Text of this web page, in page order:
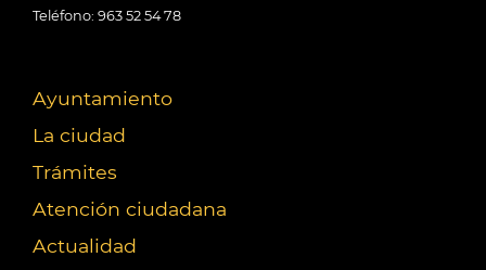
Teléfono: 963 52 54 78
Ayuntamiento
La ciudad
Trámites
Atención ciudadana
Actualidad